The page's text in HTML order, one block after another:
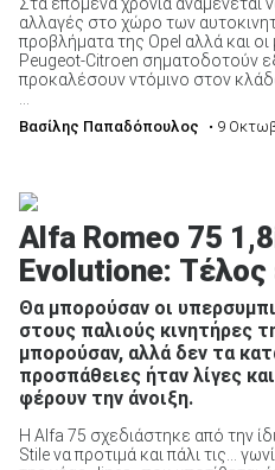
αλλαγές στο χώρο των
προβλήματα της Opel αλλά και
Peugeot-Citroen σηματοδοτούν
προκαλέσουν ντόμινο στον
Βασίλης Παπαδόπουλος • 9
Alfa Romeo 75
Evolutione:
Θα μπορούσαν οι
στους παλιούς κινητήρες
μπορούσαν, αλλά δεν τα
προσπάθειες ήταν λίγες
φέρουν την άνοιξη.
Η Alfa 75 σχεδιάστηκε από την
Stile να προτιμά και πάλι τις…